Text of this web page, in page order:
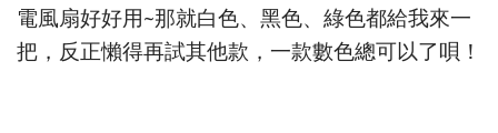
電風扇好好用~那就白色、黑色、綠色都給我來一
把，反正懶得再試其他款，一款數色總可以了唄！